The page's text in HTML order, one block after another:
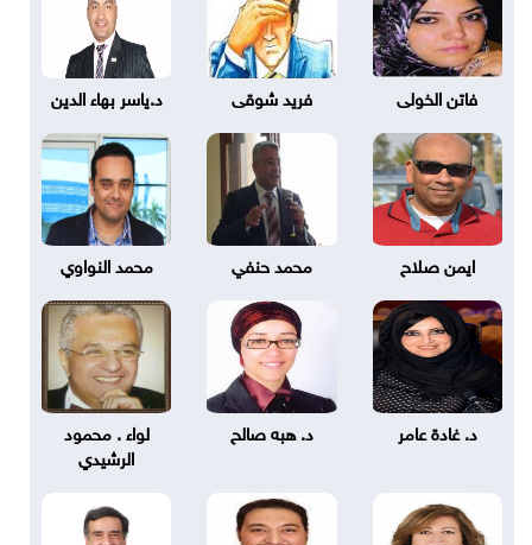
فاتن الخولى فريد شوقى د.ياسر بهاء الدين
ايمن صلاح محمد حنفي محمد النواوي
د. غادة عامر د. هبه صالح
لواء . محمود
الرشيدي